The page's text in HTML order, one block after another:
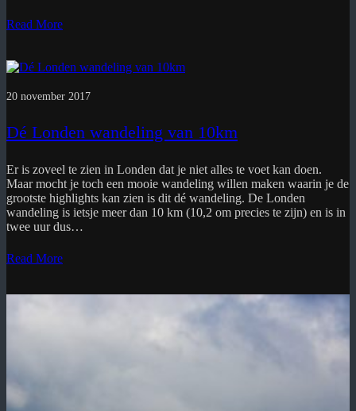
Read More
20 november 2017
Dé Londen wandeling van 10km
Er is zoveel te zien in Londen dat je niet alles te voet kan doen.
Maar mocht je toch een mooie wandeling willen maken waarin je de
grootste highlights kan zien is dit dé wandeling. De Londen
wandeling is ietsje meer dan 10 km (10,2 om precies te zijn) en is in
twee uur dus…
Read More